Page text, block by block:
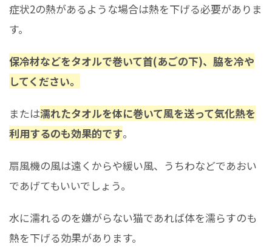
症状2の熱があるような場合は熱を下げる必要がありま
す。
保冷材などをタオルで巻いて首(あごの下)、脇を冷や
してください。
または濡れたタオルを体に巻いて風を送って気化熱を
利用するのも効果的です。
扇風機の風は遠くからや緩い風、うちわなどであおい
であげてもいいでしょう。
水に濡れるのを嫌がらない猫であれば体を濡らすのも
熱を下げる効果があります。